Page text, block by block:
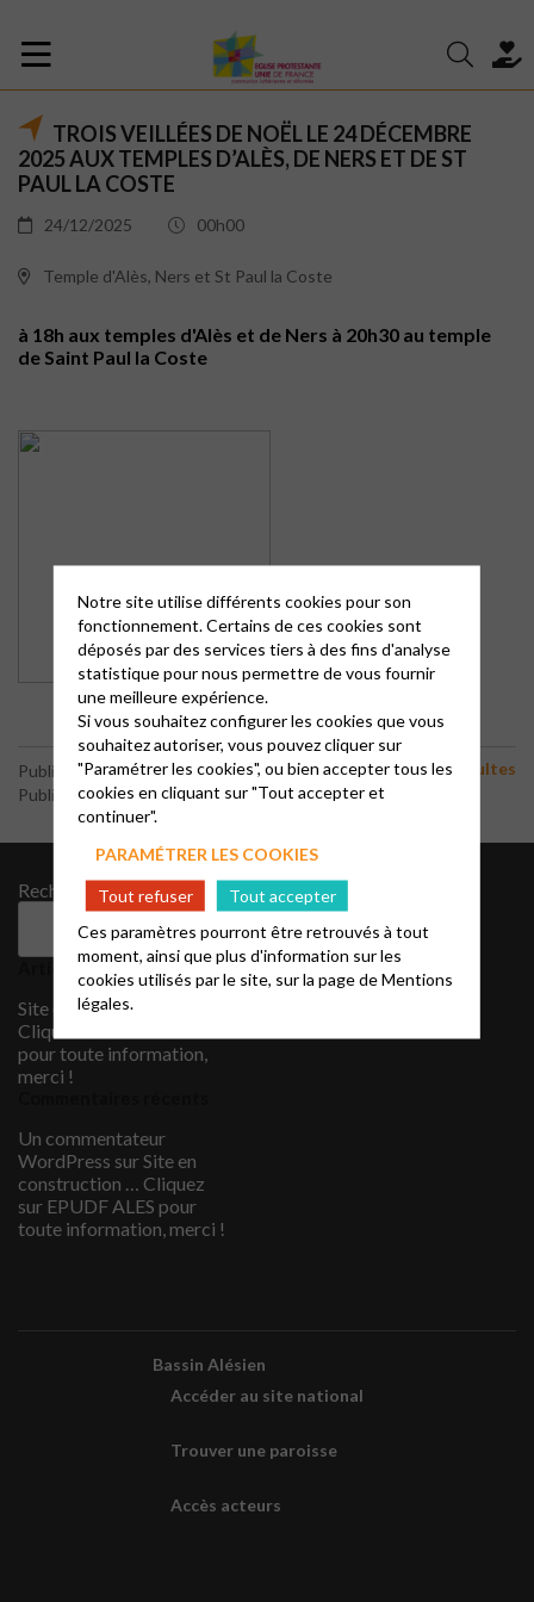
TROIS VEILLÉES DE NOËL LE 24 DÉCEMBRE
2025 AUX TEMPLES D’ALÈS, DE NERS ET DE ST
PAUL LA COSTE
24/12/2025 00h00
Temple d'Alès, Ners et St Paul la Coste
à 18h aux temples d'Alès et de Ners à 20h30 au temple
de Saint Paul la Coste
Publié le 1 décembre 2025
Publié par le webmaster
Cultes
Rechercher
Rechercher
Articles récents
Site en construction …
Cliquez sur EPUDF ALES
pour toute information,
merci !
Un commentateur
WordPress surSite en
construction … Cliquez
sur EPUDF ALES pour
toute information, merci !
Archives
août 2022
Catégories
CIMADE
Bassin Alésien
Accéder au site national
Trouver une paroisse
Accès acteurs
Notre site utilise différents cookies pour son
fonctionnement. Certains de ces cookies sont
déposés par des services tiers à des fins d'analyse
statistique pour nous permettre de vous fournir
une meilleure expérience.
Si vous souhaitez configurer les cookies que vous
souhaitez autoriser, vous pouvez cliquer sur
"Paramétrer les cookies", ou bien accepter tous les
cookies en cliquant sur "Tout accepter et
continuer".
PARAMÉTRER LES COOKIES
Tout refuser
Tout accepter
Ces paramètres pourront être retrouvés à tout
moment, ainsi que plus d'information sur les
cookies utilisés par le site, sur la page deMentions
légales.